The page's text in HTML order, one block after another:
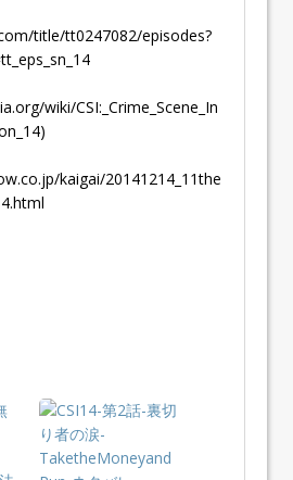
title/tt0247082/episodes?
wiki/CSI:_Crime_Scene_In
kaigai/20141214_11the